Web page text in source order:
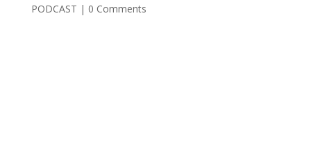
PODCAST | 0 Comments